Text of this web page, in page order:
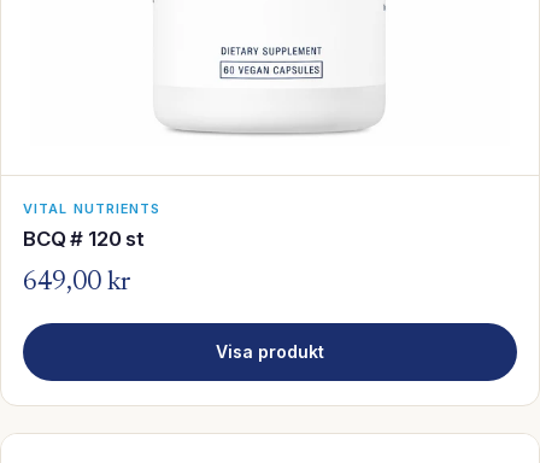
VITAL NUTRIENTS
BCQ # 120 st
649,00 kr
Visa produkt